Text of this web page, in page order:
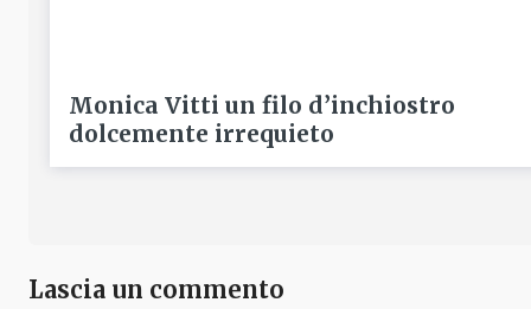
Monica Vitti un filo d’inchiostro
dolcemente irrequieto
Lascia un commento